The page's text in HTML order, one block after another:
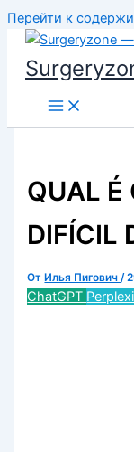
Перейти к
QUAL É
DIFÍCIL
От Илья Пигович/
ChatGPT